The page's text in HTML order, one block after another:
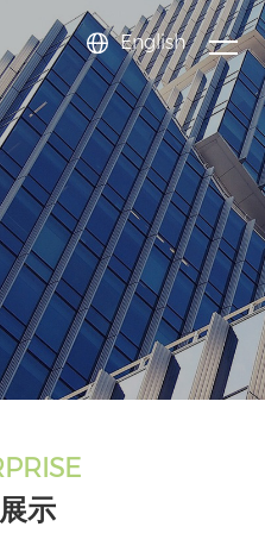
English
公司文化
EHS体系
氟苯甲
醚系列
氟甲苯
系列
三氟甲
苯系列
更多系
列
氟苯酚
系列
氟苯甲
酸系列
苯乙酸
苯甲醛
系列
公司新闻
行业动态
示